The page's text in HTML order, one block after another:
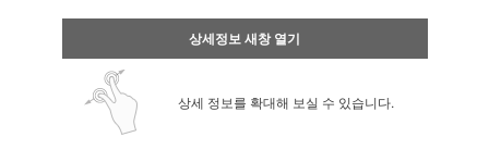
상세정보 새창 열기
상세 정보를 확대해 보실 수 있습니다.